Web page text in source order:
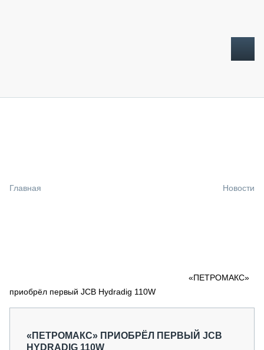
СПЕЦПРОЕКТЫ
О ПРОЕКТЕ
Главная Новости
«ПЕТРОМАКС»
приобрёл первый JCB Hydradig 110W
«ПЕТРОМАКС» ПРИОБРЁЛ ПЕРВЫЙ JCB
HYDRADIG 110W